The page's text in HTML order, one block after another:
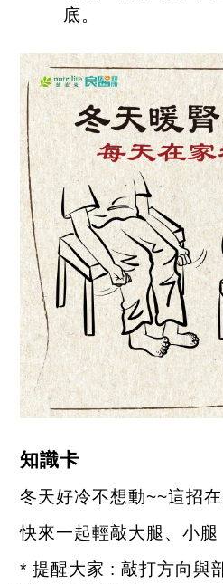
底。
知識卡
冬天好冷不想動~~這招
快來一起輕敲大腿、小
* 提醒大家 :敲打方向與